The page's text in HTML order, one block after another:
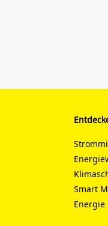
Smart
Energie